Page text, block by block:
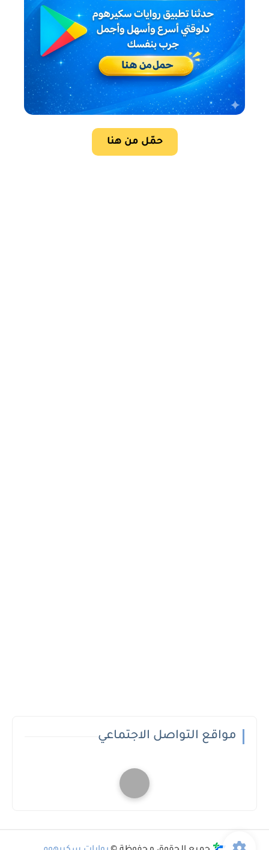
حمّل من هنا
مواقع التواصل الاجتماعي